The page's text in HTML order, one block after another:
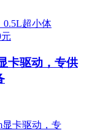
卡驱动，专供